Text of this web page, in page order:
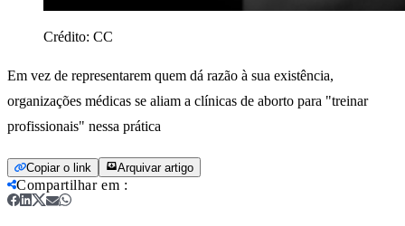
Crédito: CC
Em vez de representarem quem dá razão à sua existência,
organizações médicas se aliam a clínicas de aborto para "treinar
profissionais" nessa prática
Copiar o link Arquivar artigo
Compartilhar em :